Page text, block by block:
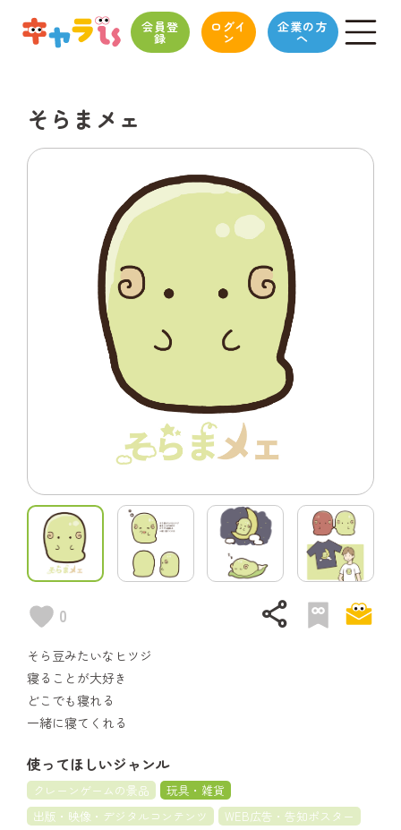
会員登
録
ログイ
ン
企業の方
へ
そらまメェ
0 share
そら豆みたいなヒツジ
寝ることが大好き
どこでも寝れる
一緒に寝てくれる
使ってほしいジャンル
クレーンゲームの景品
玩具・雑貨
出版・映像・デジタルコンテンツ
WEB広告・告知ポスター